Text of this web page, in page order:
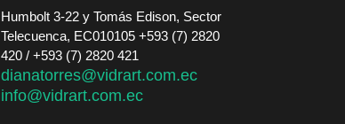
Humbolt 3-22 y Tomás Edison, Sector
Telecuenca, EC010105 +593 (7) 2820
420 / +593 (7) 2820 421
dianatorres@vidrart.com.ec
info@vidrart.com.ec